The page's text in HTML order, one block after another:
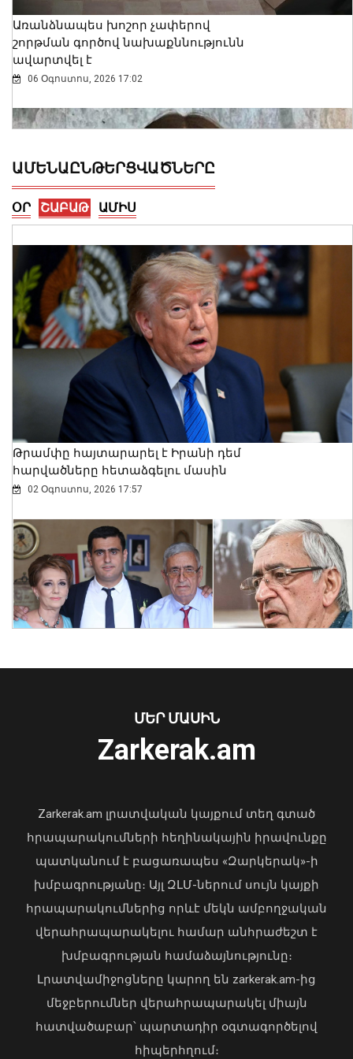
Առանձնապես խոշոր չափերով
շորթման գործով նախաքննությունն
ավարտվել է
06 Օգոստոս, 2026 17:02
Վարչապետի կոչի գործնական
արդյունքները. ԲՏԱ նոր
փոխնախարարը սովորել է
Նիդերլանդներում
06 Օգոստոս, 2026 16:59
դոլար արժողության գույքի շորթման և
06 Օգոստոս, 2026 16:41
Մեր նկատմամբ կցուցաբերեն
ավելի շատ հարգանք. Ալեքսանյան
06 Օգոստոս, 2026 16:38
ԱՄԵՆԱԸՆԹԵՐՑՎԱԾՆԵՐԸ
ՕՐ ՇԱԲԱԹ ԱՄԻՍ
Թրամփը հայտարարել է Իրանի դեմ
հարվածները հետաձգելու մասին
02 Օգոստոս, 2026 17:57
«Պարտվեցինք դաժան հիվանդության
04 Օգոստոս, 2026 19:12
ՄԵՐ ՄԱՍԻՆ
Zarkerak.am
Zarkerak.am լրատվական կայքում տեղ գտած
հրապարակումների հեղինակային իրավունքը
պատկանում է բացառապես «Զարկերակ»-ի
խմբագրությանը։ Այլ ԶԼՄ-ներում սույն կայքի
հրապարակումներից որևէ մեկն ամբողջական
վերահրապարակելու համար անհրաժեշտ է
խմբագրության համաձայնությունը։
Լրատվամիջոցները կարող են zarkerak.am-ից
մեջբերումներ վերահրապարակել միայն
հատվածաբար՝ պարտադիր օգտագործելով
հիպերհղում։